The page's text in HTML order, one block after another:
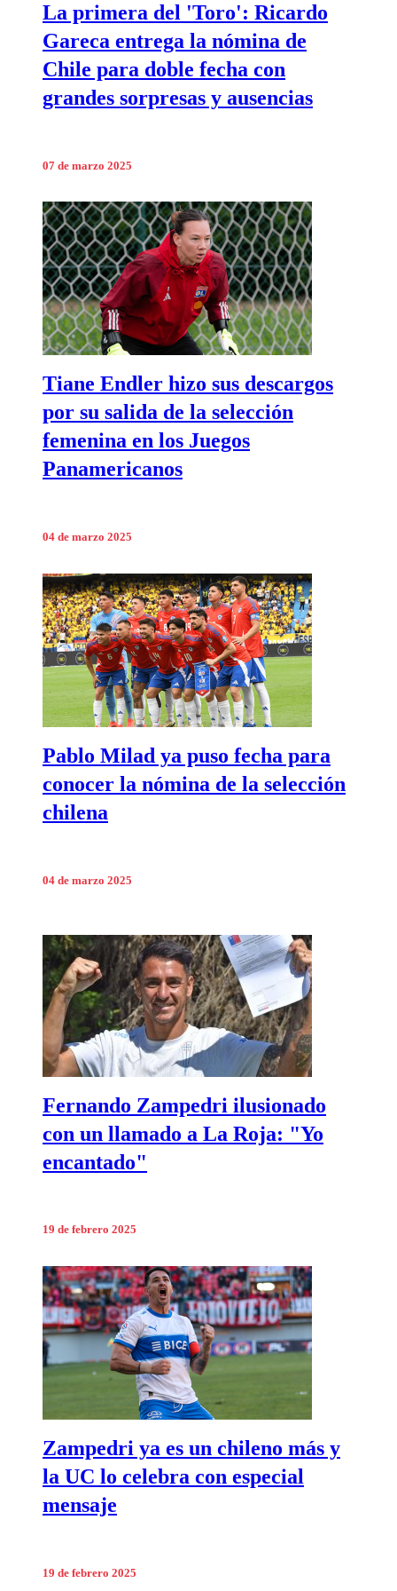
La primera del 'Toro': Ricardo
Gareca entrega la nómina de
Chile para doble fecha con
grandes sorpresas y ausencias
07 de marzo 2025
Tiane Endler hizo sus descargos
por su salida de la selección
femenina en los Juegos
Panamericanos
04 de marzo 2025
Pablo Milad ya puso fecha para
conocer la nómina de la selección
chilena
04 de marzo 2025
Fernando Zampedri ilusionado
con un llamado a La Roja: "Yo
encantado"
19 de febrero 2025
Zampedri ya es un chileno más y
la UC lo celebra con especial
mensaje
19 de febrero 2025